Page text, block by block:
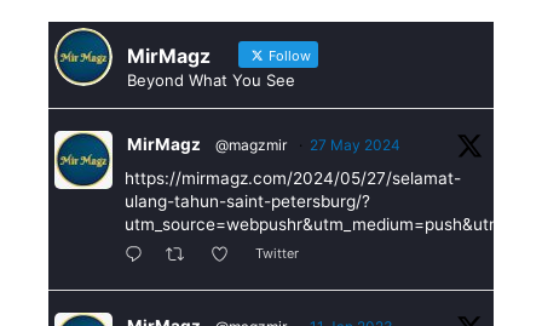
MirMagz Follow
Beyond What You See
MirMagz @magzmir · 27 May 2024
https://mirmagz.com/2024/05/27/selamat-
ulang-tahun-saint-petersburg/?
Twitter